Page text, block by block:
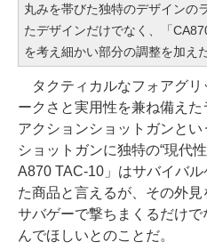
丸みを帯びた独特のデザインの
たデザインだけでなく、「
を考え細かい部分の調整を加え
タクティカルなフォアグリ
ークさと実用性を兼ね備え
アクションショットガンと
ショットガンに独特の“現代
A870 TAC-10」はサバイバ
た商品と言えるが、その外見
サバゲーで撃ちまくるだけ
んでほしいとのことだ。